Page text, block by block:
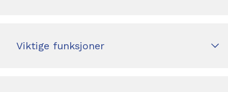
Viktige funksjoner